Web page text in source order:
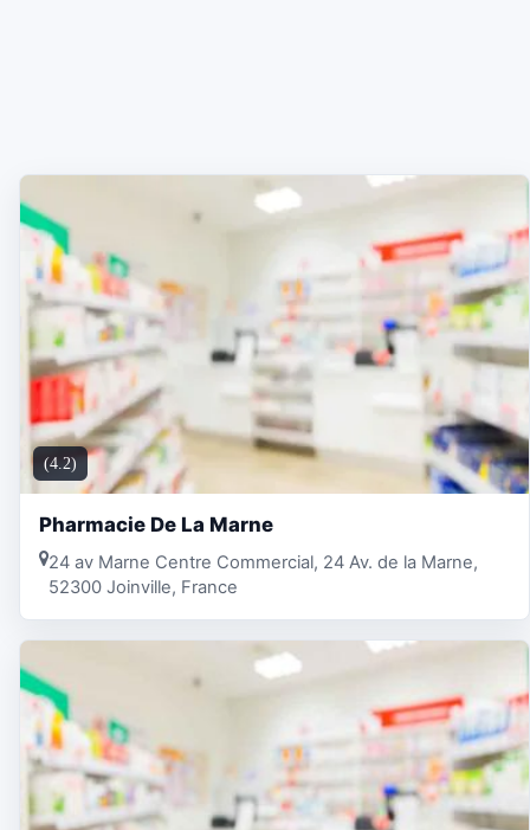
(4.2)
Pharmacie De La Marne
24 av Marne Centre Commercial, 24 Av. de la Marne,
52300 Joinville, France